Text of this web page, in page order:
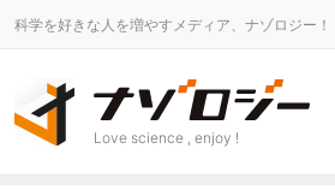
科学を好きな人を増やすメディア、ナゾロジー！
Love science , enjoy !